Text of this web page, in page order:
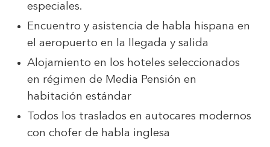
especiales.
Encuentro y asistencia de habla hispana en
el aeropuerto en la llegada y salida
Alojamiento en los hoteles seleccionados
en régimen de Media Pensión en
habitación estándar
Todos los traslados en autocares modernos
con chofer de habla inglesa